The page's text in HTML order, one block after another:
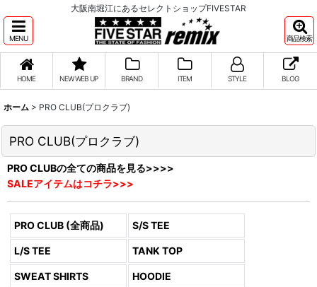
大阪南堀江にあるセレクトショップFIVESTAR
MENU 商品検索
HOME NEW WEB UP BRAND ITEM STYLE BLOG
ホーム > PRO CLUB(プロクラブ)
PRO CLUB(プロクラブ)
PRO CLUBの全ての商品を見る>>>>
SALEアイテムはコチラ>>>
PRO CLUB (全商品) S/S TEE
L/S TEE TANK TOP
SWEAT SHIRTS HOODIE